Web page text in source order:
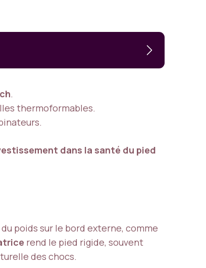
.
thermoformables.
dans la santé du pied
poids sur le bord externe, comme
rend le pied rigide, souvent
des chocs.